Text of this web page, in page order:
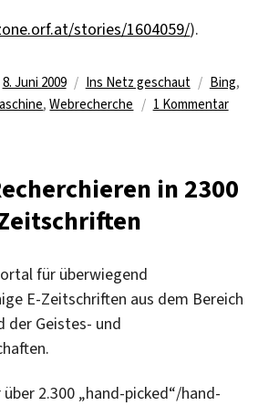
stories/1604059/).
Veröffentlicht
am
8. Juni 2009 Kategorien
Ins Netz geschaut Bing,
,Webrecherche 1 Kommentarzu
dem
in 2300
für überwiegend
E-Zeitschriften aus dem Bereich
der Geistes- und
2.300 „hand-picked“/hand-